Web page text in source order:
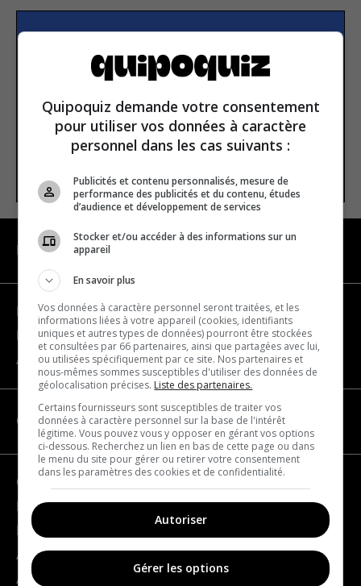
E-mail
NAVIGATION
Devenir partenaire
Nous joindre
À propos
CATÉGORIES
Géographie
France
Europe
Amériques
Asie
Quipoquiz demande votre consentement
pour utiliser vos données à caractère
personnel dans les cas suivants :
Publicités et contenu personnalisés, mesure de
performance des publicités et du contenu, études
d’audience et développement de services
Stocker et/ou accéder à des informations sur un
appareil
En savoir plus
Vos données à caractère personnel seront traitées, et les
informations liées à votre appareil (cookies, identifiants
uniques et autres types de données) pourront être stockées
et consultées par 66 partenaires, ainsi que partagées avec lui,
ou utilisées spécifiquement par ce site. Nos partenaires et
nous-mêmes sommes susceptibles d'utiliser des données de
géolocalisation précises. Liste des partenaires.
Certains fournisseurs sont susceptibles de traiter vos
données à caractère personnel sur la base de l'intérêt
légitime. Vous pouvez vous y opposer en gérant vos options
ci-dessous. Recherchez un lien en bas de cette page ou dans
le menu du site pour gérer ou retirer votre consentement
dans les paramètres des cookies et de confidentialité.
Autoriser
Gérer les options